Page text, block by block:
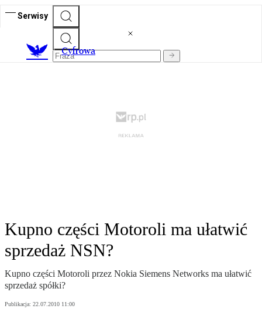
Serwisy
Cyfrowa
Kupno części Motoroli ma ułatwić
sprzedaż NSN?
Kupno części Motoroli przez Nokia Siemens Networks ma ułatwić
sprzedaż spółki?
Publikacja: 22.07.2010 11:00